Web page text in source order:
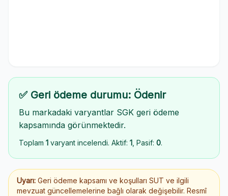
✅ Geri ödeme durumu: Ödenir
Bu markadaki varyantlar SGK geri ödeme
kapsamında görünmektedir.
Toplam 1 varyant incelendi. Aktif: 1 , Pasif: 0.
Uyarı: Geri ödeme kapsamı ve koşulları SUT ve ilgili
mevzuat güncellemelerine bağlı olarak değişebilir. Resmî